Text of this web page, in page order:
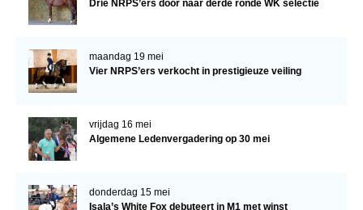
Drie NRPS’ers door naar derde ronde WK selectie
maandag 19 mei
Vier NRPS’ers verkocht in prestigieuze veiling
vrijdag 16 mei
Algemene Ledenvergadering op 30 mei
donderdag 15 mei
Isala’s White Fox debuteert in M1 met winst